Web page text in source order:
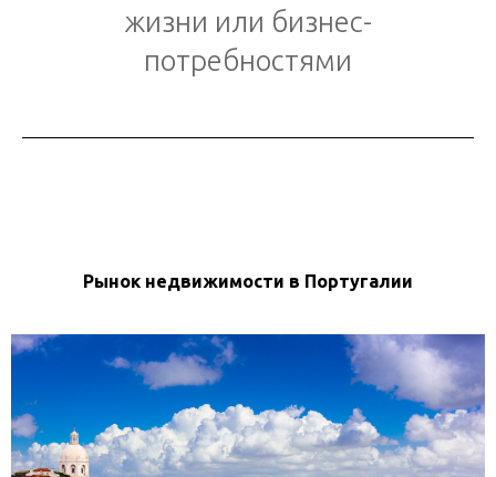
жизни или бизнес-
потребностями
Рынок недвижимости в Португалии